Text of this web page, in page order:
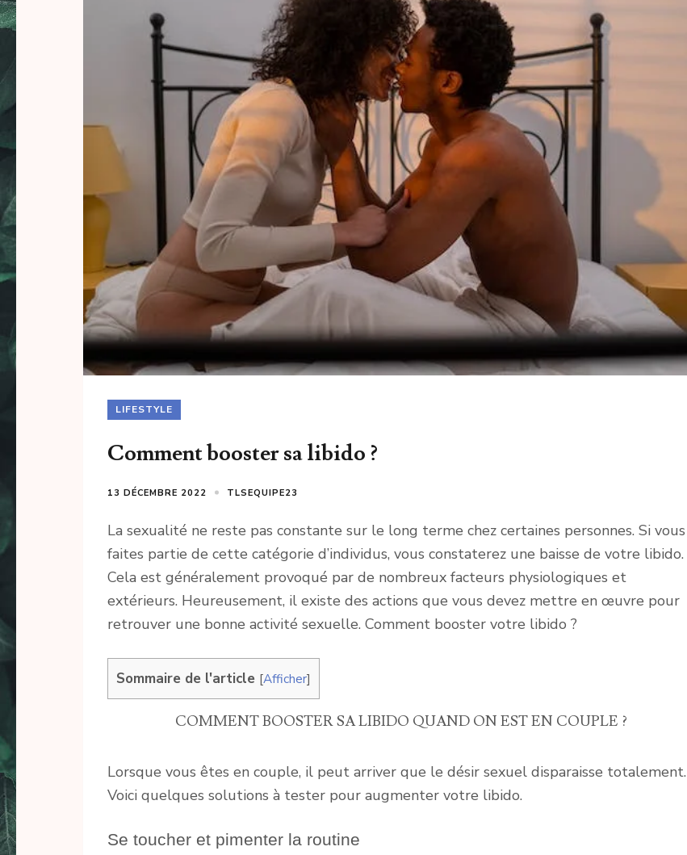
LIFESTYLE
Comment booster sa libido ?
13 DÉCEMBRE 2022 TLSEQUIPE23
La sexualité ne reste pas constante sur le long terme chez certaines personnes. Si vous
faites partie de cette catégorie d’individus, vous constaterez une baisse de votre libido.
Cela est généralement provoqué par de nombreux facteurs physiologiques et
extérieurs. Heureusement, il existe des actions que vous devez mettre en œuvre pour
retrouver une bonne activité sexuelle. Comment booster votre libido ?
Sommaire de l'article [Afficher]
COMMENT BOOSTER SA LIBIDO QUAND ON EST EN COUPLE ?
Lorsque vous êtes en couple, il peut arriver que le désir sexuel disparaisse totalement.
Voici quelques solutions à tester pour augmenter votre libido.
Se toucher et pimenter la routine